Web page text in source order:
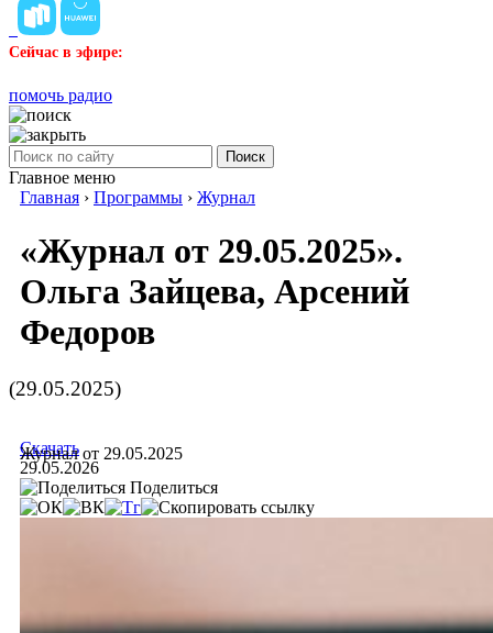
Сейчас в эфире:
помочь радио
Поиск
Главное меню
Главная › Программы › Журнал
«Журнал от 29.05.2025».
Ольга Зайцева, Арсений
Федоров
(29.05.2025)
Журнал от 29.05.2025
Скачать
29.05.2026
Поделиться